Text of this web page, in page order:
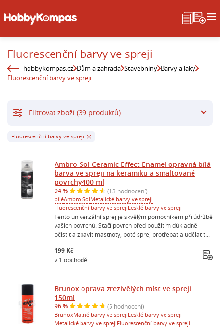
Fluorescenční barvy ve spreji
hobbykompas.cz Dům a zahrada Stavebniny Barvy a laky
Fluorescenční barvy ve spreji
Ambro-Sol Ceramic Effect Enamel opravná bílá
barva ve spreji na keramiku a smaltované
povrchy400 ml
94 % (13 hodnocení)
bíléAmbro SolMetalické barvy ve spreji
Fluorescenční barvy ve sprejiLesklé barvy ve spreji
Tento univerzální sprej je skvělým pomocníkem při údržbě
vašich povrchů. Stačí povrch před použitím důkladně
očistit a zbavit mastnoty, poté sprej protřepat a udělat t...
199 Kč
v 1 obchodě
Brunox oprava zrezivělých míst ve spreji
150ml
96 % (5 hodnocení)
BrunoxMatné barvy ve sprejiLesklé barvy ve spreji
Metalické barvy ve sprejiFluorescenční barvy ve spreji
Filtrovat zboží (39 produktů)
Fluorescenční barvy ve spreji